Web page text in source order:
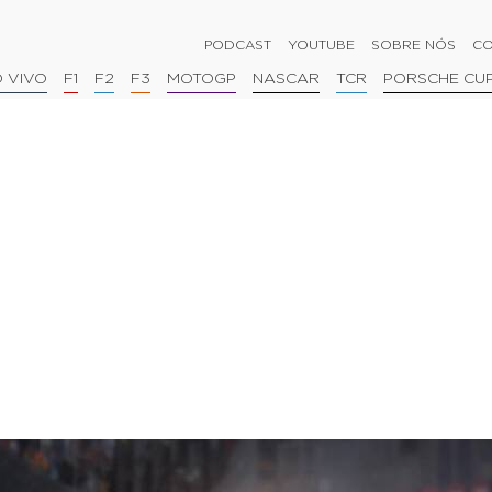
PODCAST YOUTUBE SOBRE NÓS
VIVO F1 F2 F3 MOTOGP NASCAR TCR PORSCHE